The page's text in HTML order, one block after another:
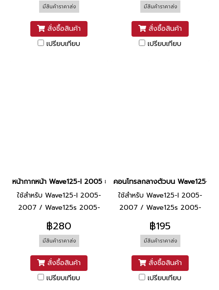
มีสินค้าราคาส่ง
สั่งซื้อสินค้า
เปรียบเทียบ
มีสินค้าราคาส่ง
สั่งซื้อสินค้า
เปรียบเทียบ
หน้ากากหน้า Wave125-I 2005 ยี่ห้อ SCT [NHA35M ดำ]
ใช้สำหรับ Wave125-I 2005-
2007 / Wave125s 2005-
2007
฿280
มีสินค้าราคาส่ง
สั่งซื้อสินค้า
เปรียบเทียบ
คอนโทรลกลางตัวบน Wave125-I
ใช้สำหรับ Wave125-I 2005-
2007 / Wave125s 2005-
2007
฿195
มีสินค้าราคาส่ง
สั่งซื้อสินค้า
เปรียบเทียบ